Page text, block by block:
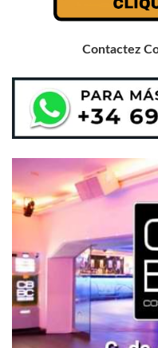
Contactez